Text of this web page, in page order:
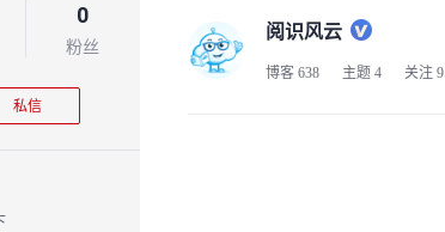
0
粉丝
私信
阅识风云
博客 638 主题 4 关注 9